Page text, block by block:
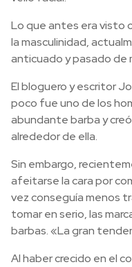
Lo que antes era visto
la masculinidad,
anticuado y pasado de
El bloguero y escritor
poco fue uno de los
abundante barba y
alrededor de ella.
Sin embargo,
afeitarse la cara por
vez conseguía menos
tomar en serio, las
barbas. «La gran
Al haber crecido en el